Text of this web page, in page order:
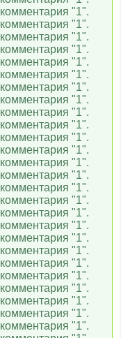
"1".
"1".
"1".
"1".
"1".
"1".
"1".
"1".
"1".
"1".
"1".
"1".
"1".
"1".
"1".
"1".
"1".
"1".
"1".
"1".
"1".
"1".
"1".
"1".
"1".
"1".